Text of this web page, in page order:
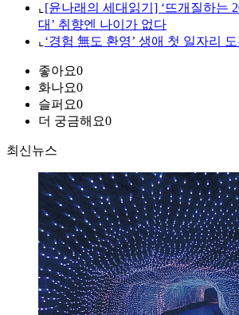
⌞ [윤나래의 세대읽기] ‘뜨개질하는
대’ 취향엔 나이가 없다
⌞ ‘경험 無도 환영’ 생애 첫 일자리
좋아요0
화나요0
슬퍼요0
더 궁금해요0
최신뉴스